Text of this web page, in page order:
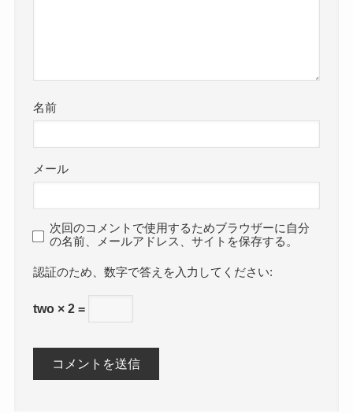
名前
メール
次回のコメントで使用するためブラウザーに自分
の名前、メールアドレス、サイトを保存する。
数字で答えを入力してください:
two × 2 =